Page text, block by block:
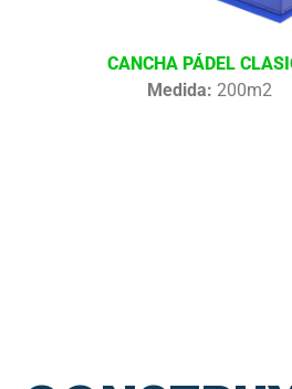
CANCHA PÁDEL
Medida: 200m2